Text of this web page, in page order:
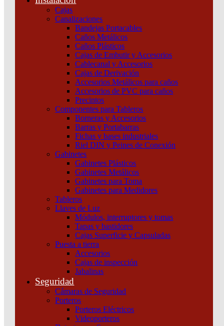
Cajas
Canalizaciones
Bandejas Portacables
Caños Metálicos
Caños Plásticos
Cajas de Embutir y Accesorios
Cablecanal y Accesorios
Cajas de Derivación
Accesorios Metálicos para caños
Accesorios de PVC para caños
Precintos
Componentes para Tableros
Borneras y Accesorios
Barras y Portabarras
Fichas y bases industriales
Riel DIN y Peines de Conexión
Gabinetes
Gabinetes Plásticos
Gabinetes Metálicos
Gabinetes para Toma
Gabinetes para Medidores
Tableros
Llaves de Luz
Módulos, interruptores y tomas
Tapas y bastidores
Cajas Superficie y Capsuladas
Puesta a tierra
Accesorios
Cajas de inspección
Jabalinas
Seguridad
Cámaras de Seguridad
Porteros
Porteros Eléctricos
Videoporteros
Interruptor Compact Nsx100B 25 Ka A 415 Vca Unidad
De Control Tmd 100 A 3 Polos 3D Schneider
Añadir al carrito